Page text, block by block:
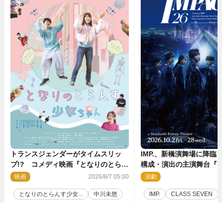
トランスジェンダーがタイムスリッ
プ!? コメディ映画『となりのとらん
す少女ちゃん』11.7公開決定
映画 2026/8/7 05:00
となりのとらんす少女... 中川未悠
IMP.、新橋演舞場に降
構成・演出の主演舞台『
上演決定
演劇
IMP. CLASS SEVEN